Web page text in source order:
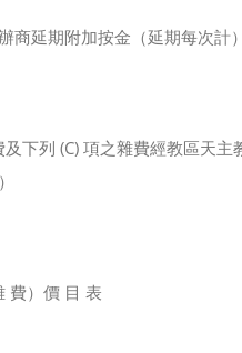
商延期附加按金（延期每次計
及下列 (C) 項之雜費經教區天
費）價 目 表